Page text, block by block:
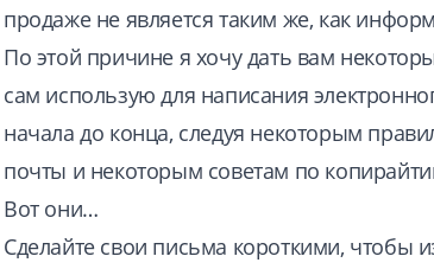
продаже не является таким же, как
По этой причине я хочу дать вам
сам использую для написания
начала до конца, следуя некоторым
почты и некоторым советам по
Вот они…
Сделайте свои письма короткими, чтобы